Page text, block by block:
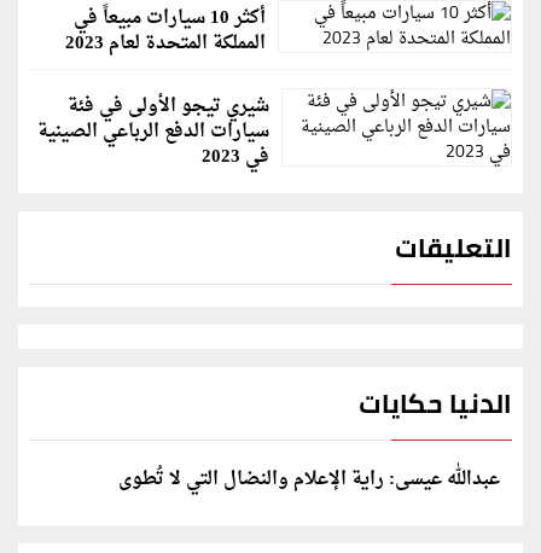
أكثر 10 سيارات مبيعاً في
المملكة المتحدة لعام 2023
شيري تيجو الأولى في فئة
سيارات الدفع الرباعي الصينية
في 2023
التعليقات
الدنيا حكايات
عبدالله عيسى: راية الإعلام والنضال التي لا تُطوى